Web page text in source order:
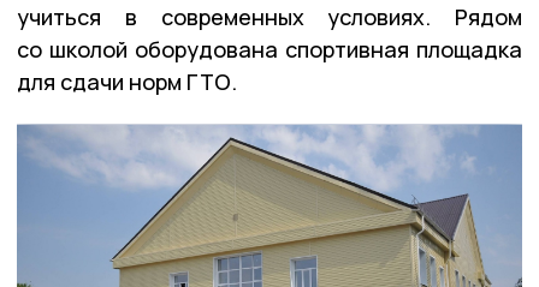
учиться в современных условиях. Рядом
со школой оборудована спортивная площадка
для сдачи норм ГТО.